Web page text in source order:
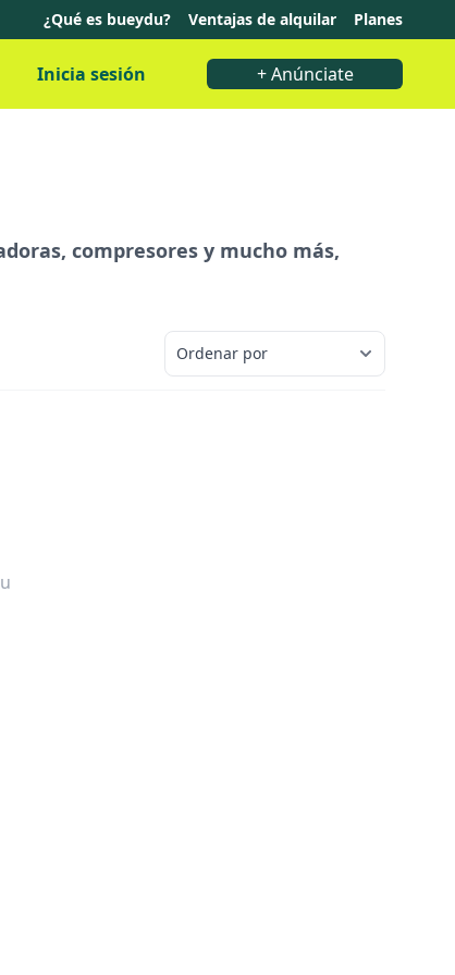
¿Qué es bueydu? Ventajas de alquilar Planes
Inicia sesión + Anúnciate
compresores y mucho más,